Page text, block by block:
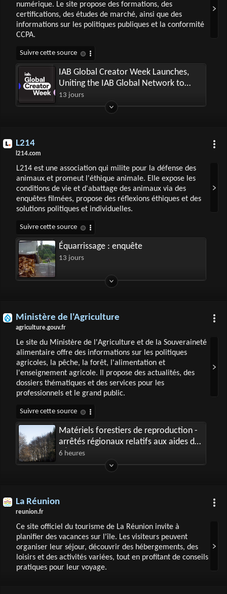
numérique. Le site propose des formations, des
certifications, des études de marché, ainsi que des
informations sur les politiques publiques et la conformité
CCPA.
IAB Global Creator Week Launches,
Uniting the IAB Global Network to
Advance the Creator Economy
13 jours
L214
l214.com
L214 est une association qui milite pour la défense des
animaux et promeut l'éthique animale. Elle expose les
conditions de vie et d'abattage des animaux via des
enquêtes filmées, propose des réflexions éthiques et des
solutions politiques et individuelles.
Équarrissage : enquête
13 jours
Ministère de l'Agriculture
agriculture.gouv.fr
Le site du Ministère de l'Agriculture et de la Souveraineté
alimentaire offre des informations sur les politiques
agricoles, la pêche, la forêt, l'alimentation et
l'enseignement agricole. Il propose des actualités, des
dossiers thématiques et des services pour les
professionnels et le grand public.
Matériels forestiers de reproduction -
arrêtés régionaux relatifs aux aides de
l’État à l’investissement forestier
6 heures
La Réunion
reunion.fr
Ce site officiel du tourisme de La Réunion invite à
planifier des vacances sur l'île. Les visiteurs peuvent
organiser leur séjour, découvrir des hébergements, des
loisirs et des activités variées, tout en profitant de conseils
pratiques pour leur voyage.